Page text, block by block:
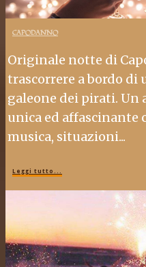
CAPODANNO
Originale notte di
trascorrere a bordo di
galeone dei pirati. Un
unica ed affascinante
musica, situazioni...
Leggi tutto...